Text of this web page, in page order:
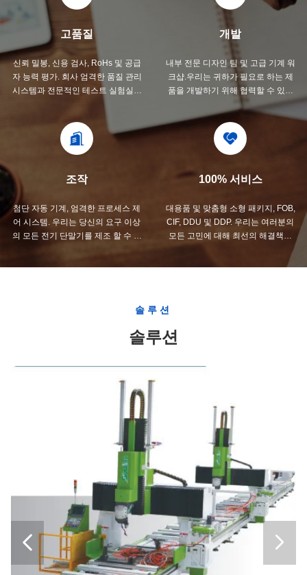
고품질
신뢰 밀봉, 신용 검사, RoHs 및 공급
자 능력 평가. 회사 엄격한 품질 관리
시스템과 전문적인 테스트 실험실이
개발
내부 전문 디자인 팀 및 고급 기계 워
크샵.우리는 귀하가 필요로 하는 제
품을 개발하기 위해 협력할 수 있습
니다.
조작
첨단 자동 기계, 엄격한 프로세스 제
어 시스템. 우리는 당신의 요구 이상
의 모든 전기 단말기를 제조 할 수 있
100% 서비스
대용품 및 맞춤형 소형 패키지, FOB,
CIF, DDU 및 DDP. 우리는 여러분의
모든 고민에 대해 최선의 해결책을
솔루션
솔루션
 